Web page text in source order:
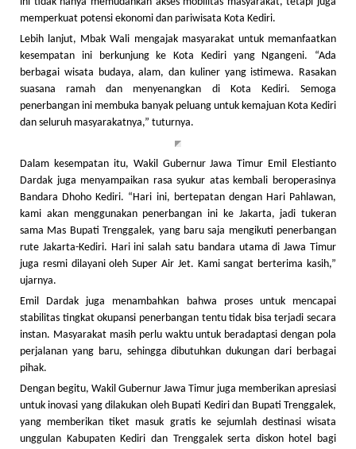
memperkuat potensi ekonomi dan pariwisata Kota Kediri.
Lebih lanjut, Mbak Wali mengajak masyarakat untuk memanfaatkan
kesempatan ini berkunjung ke Kota Kediri yang Ngangeni. “Ada
berbagai wisata budaya, alam, dan kuliner yang istimewa. Rasakan
suasana ramah dan menyenangkan di Kota Kediri. Semoga
penerbangan ini membuka banyak peluang untuk kemajuan Kota Kediri
dan seluruh masyarakatnya,” tuturnya.
Dalam kesempatan itu, Wakil Gubernur Jawa Timur Emil Elestianto
Dardak juga menyampaikan rasa syukur atas kembali beroperasinya
Bandara Dhoho Kediri. “Hari ini, bertepatan dengan Hari Pahlawan,
kami akan menggunakan penerbangan ini ke Jakarta, jadi tukeran
sama Mas Bupati Trenggalek, yang baru saja mengikuti penerbangan
rute Jakarta-Kediri. Hari ini salah satu bandara utama di Jawa Timur
juga resmi dilayani oleh Super Air Jet. Kami sangat berterima kasih,”
ujarnya.
Emil Dardak juga menambahkan bahwa proses untuk mencapai
stabilitas tingkat okupansi penerbangan tentu tidak bisa terjadi secara
instan. Masyarakat masih perlu waktu untuk beradaptasi dengan pola
perjalanan yang baru, sehingga dibutuhkan dukungan dari berbagai
pihak.
Dengan begitu, Wakil Gubernur Jawa Timur juga memberikan apresiasi
untuk inovasi yang dilakukan oleh Bupati Kediri dan Bupati Trenggalek,
yang memberikan tiket masuk gratis ke sejumlah destinasi wisata
unggulan Kabupaten Kediri dan Trenggalek serta diskon hotel bagi